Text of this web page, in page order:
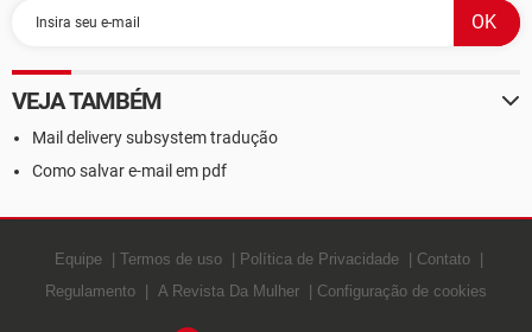
VEJA TAMBÉM
Mail delivery subsystem tradução
Como salvar e-mail em pdf
Equipe Termos de uso Política de Privacidade
Contato
Regulamento
A Revista Da Mulher Configuração de cookies